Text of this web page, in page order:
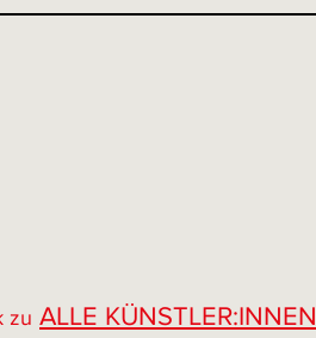
zu ALLE KÜNSTLER:INNEN